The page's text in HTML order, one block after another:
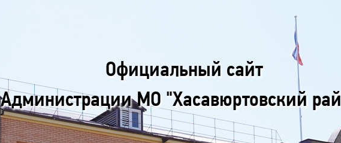
Официальный сайт
Администрации МО "Хасавюртовский